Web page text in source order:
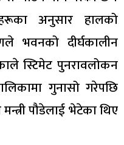
अनुसार हालको
भवनको दीर्घकालीन
स्टिमेट पुनरावलोकन
गुनासो गरेपछि
पौडेलाई भेटेका थिए